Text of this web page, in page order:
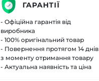
ГАРАНТІЇ
- Офіційна гарантія від
виробника
- 100% оригінальний товар
- Повернення протягом 14 днів
з моменту отримання товару
- Актуальна наявність та ціна